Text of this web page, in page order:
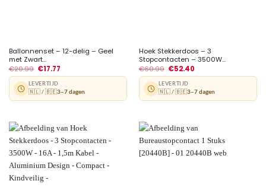
Ballonnenset – 12-delig – Geel
met Zwart...
€20.99 €17.77
LEVERTIJD
🇳🇱 / 🇧🇪3–7 dagen
Hoek Stekkerdoos – 3
Stopcontacten – 3500W...
€60.99 €52.40
LEVERTIJD
🇳🇱 / 🇧🇪3–7 dagen